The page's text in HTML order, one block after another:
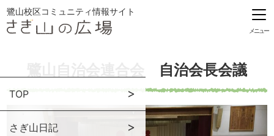
鷺山校区コミュニティ情報サイト
メニュー
TOP
さぎ山日記
鷺山自治会連合会 自治会長会議